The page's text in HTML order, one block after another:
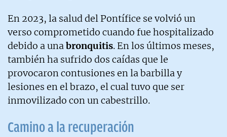
En 2023, la salud del Pontífice se volvió un
verso comprometido cuando fue hospitalizado
debido a unabronquitis. En los últimos meses,
también ha sufrido dos caídas que le
provocaron contusiones en la barbilla y
lesiones en el brazo, el cual tuvo que ser
inmovilizado con un cabestrillo.
Camino a la recuperación